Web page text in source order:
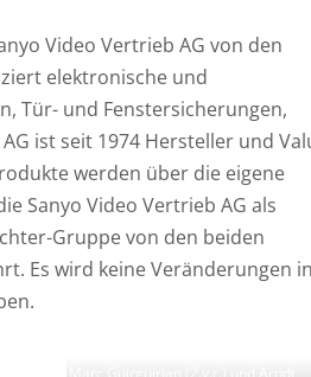
Video Vertrieb AG von den
elektronische und
Tür- und Fenstersicherungen,
ist seit 1974 Hersteller und
werden über die eigene
Sanyo Video Vertrieb AG als
Gruppe von den beiden
Es wird keine Veränderungen in